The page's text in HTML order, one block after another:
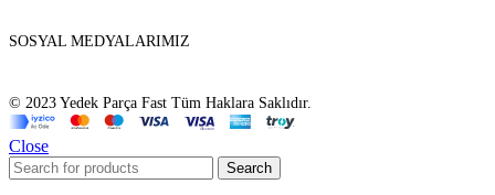
SOSYAL MEDYALARIMIZ
© 2023 Yedek Parça Fast Tüm Haklara Saklıdır.
Close
Search